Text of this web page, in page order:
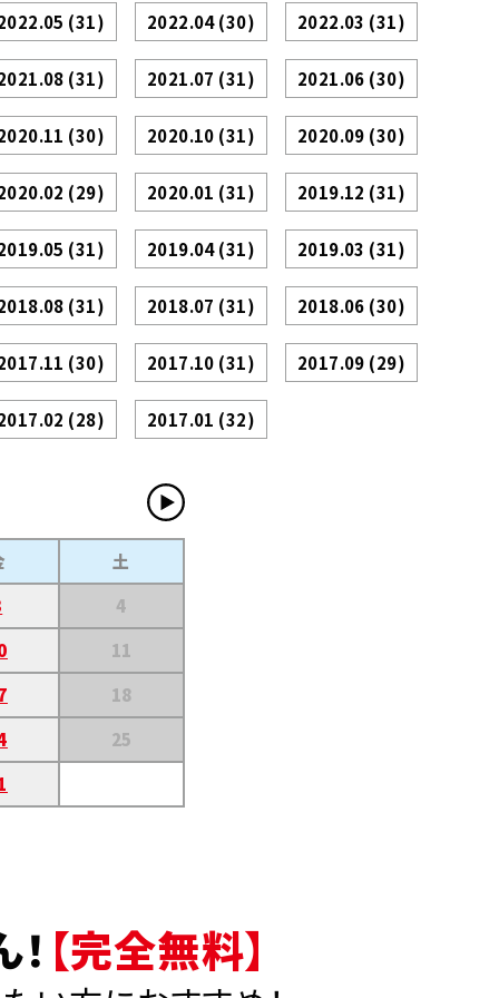
(31) 2022.04(30) 2022.03 (31)
(31) 2021.07 (31) 2021.06 (30)
(30) 2020.10 (31) 2020.09 (30)
(29) 2020.01 (31) 2019.12 (31)
(31) 2019.04(31) 2019.03 (31)
(31) 2018.07 (31) 2018.06 (30)
(30) 2017.10 (31) 2017.09 (29)
(28) 2017.01 (32)
土
4
11
18
25
【完全無料】